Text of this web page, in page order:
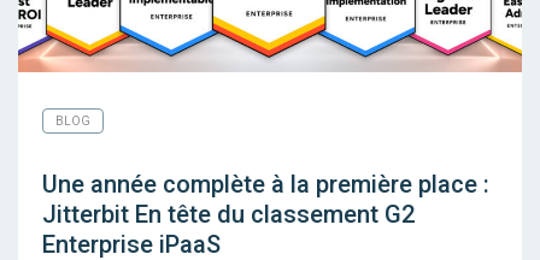
BLOG
Une année complète à la première place :
Jitterbit En tête du classement G2
Enterprise iPaaS